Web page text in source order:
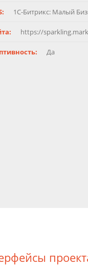
1C-Битрикс: Малый
https://
Да